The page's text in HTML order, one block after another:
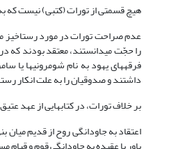
هیچ قسمتی از تورات (کتبی) نیست که به
عدم صراحت تورات در مورد رستاخیز
را حجّت می‏دانستند، معتقد بودند که
داشتند و صدوقیان را به علت انکار
بر خلاف تورات، در کتاب‏هایی از عهد
اعتقاد به جاودانگی روح از قدیم